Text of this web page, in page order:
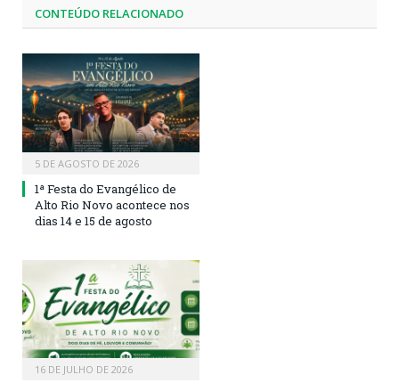
CONTEÚDO RELACIONADO
5 DE AGOSTO DE 2026
1ª Festa do Evangélico de
Alto Rio Novo acontece nos
dias 14 e 15 de agosto
16 DE JULHO DE 2026